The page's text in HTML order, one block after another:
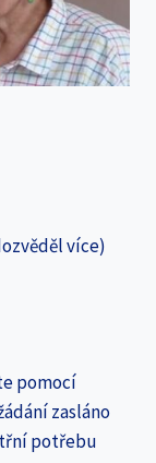
více)
pomocí
zasláno
potřebu